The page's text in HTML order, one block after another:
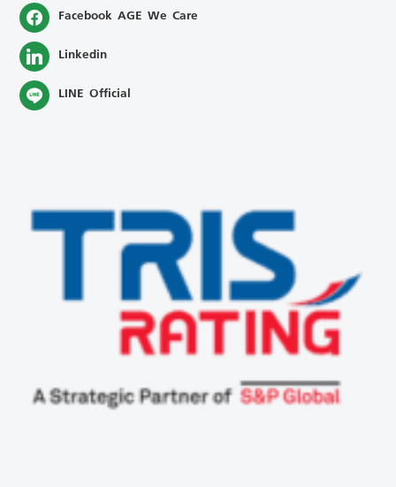
Facebook AGE We Care
Linkedin
LINE Official